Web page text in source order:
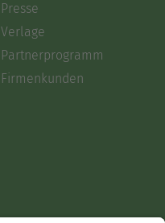
Presse
Verlage
Partnerprogramm
Firmenkunden